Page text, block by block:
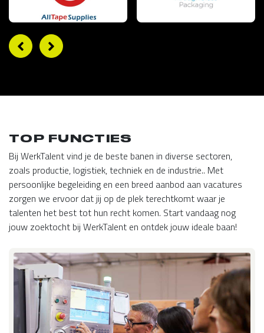
TOP FUNCTIES
Bij WerkTalent vind je de beste banen in diverse sectoren,
zoals productie, logistiek, techniek en de industrie.. Met
persoonlijke begeleiding en een breed aanbod aan vacatures
zorgen we ervoor dat jij op de plek terechtkomt waar je
talenten het best tot hun recht komen. Start vandaag nog
jouw zoektocht bij WerkTalent en ontdek jouw ideale baan!